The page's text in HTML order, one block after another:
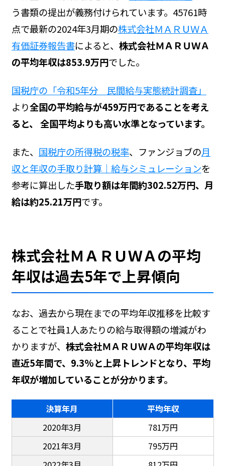
う書類の提出が義務付けられています。45761時
点で最新の2024年3月期の株式会社ＭＡＲＵＷＡ
有価証券報告書によると、 株式会社ＭＡＲＵＷＡ
の平均年収は853.9万円でした。
国税庁の「令和5年分 民間給与実態統計調査」
より全国の平均給与が459万円であることを考え
ると、 全国平均よりも高い水準となっています。
また、 国税庁の所得税の税率、ファンジョブの月
収と年収の手取り計算｜給与シミュレーションを
参考に算出した手取り額は年間約302.52万円、月
給は約25.21万円です。
株式会社ＭＡＲＵＷＡの平均
年収は過去5年で上昇傾向
なお、過去から現在までの平均年収推移を比較す
ることで社員1人あたりの給与取得額の増減がわ
かりますが、 株式会社ＭＡＲＵＷＡの平均年収は
直近5年間で、9.3%と上昇トレンドとなり、平均
年収が増加していることが分かります。
決算年月
平均年収
2020年3月
781万円
2021年3月
795万円